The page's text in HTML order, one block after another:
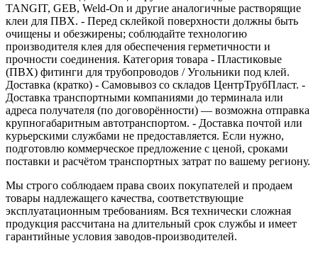
TANGIT, GEB, Weld‑On и другие аналогичные растворящие
клеи для ПВХ. - Перед склейкой поверхности должны быть
очищены и обезжирены; соблюдайте технологию
производителя клея для обеспечения герметичности и
прочности соединения. Категория товара - Пластиковые
(ПВХ) фитинги для трубопроводов / Угольники под клей.
Доставка (кратко) - Самовывоз со складов ЦентрТрубПласт. -
Доставка транспортными компаниями до терминала или
адреса получателя (по договорённости) — возможна отправка
крупногабаритным автотранспортом. - Доставка почтой или
курьерскими службами не предоставляется. Если нужно,
подготовлю коммерческое предложение с ценой, сроками
поставки и расчётом транспортных затрат по вашему региону.
Мы строго соблюдаем права своих покупателей и продаем
товары надлежащего качества, соответствующие
эксплуатационным требованиям. Вся технически сложная
продукция рассчитана на длительный срок службы и имеет
гарантийные условия заводов-производителей.